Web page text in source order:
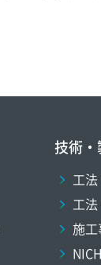
技術
工
工
施